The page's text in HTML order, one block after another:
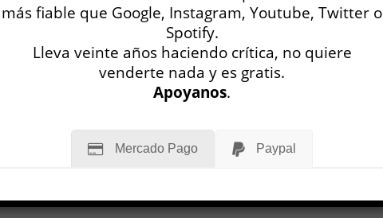
más fiable que Google, Instagram, Youtube, Twitter o
Spotify.
Lleva veinte años haciendo crítica, no quiere
venderte nada y es gratis.
Apoyanos.
Mercado Pago Paypal